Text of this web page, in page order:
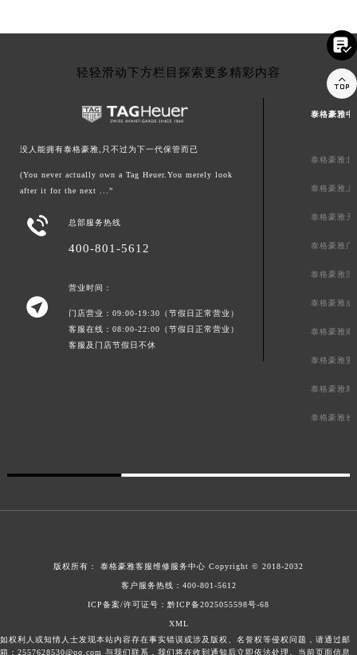
轻轻滑动下方栏目探索更多精彩内容
没人能拥有泰格豪雅,只不过为下一代保管而已
(You never actually own a Tag Heuer.You merely look
after it for the next ...”
 总部服务热线
400-801-5612

营业时间：
门店营业：09:00-19:30（节假日正常营业）
客服在线：08:00-22:00（节假日正常营业）
客服及门店节假日不休
泰格豪雅中
泰格豪雅北
泰格豪雅上
泰格豪雅天
泰格豪雅广
泰格豪雅深
泰格豪雅成
泰格豪雅南
泰格豪雅重
泰格豪雅郑
泰格豪雅长
版权所有： 泰格豪雅客服维修服务中心 Copyright © 2018-2032
客户服务热线： 400-801-5612
ICP备案/许可证号：黔ICP备2025055598号-68
XML
如权利人或知情人士发现本站内容存在事实错误或涉及版权、名誉权等侵权问题，请通过邮
箱：2557628530@qq.com 与我们联系，我们将在收到通知后立即依法处理。当前页面信息

